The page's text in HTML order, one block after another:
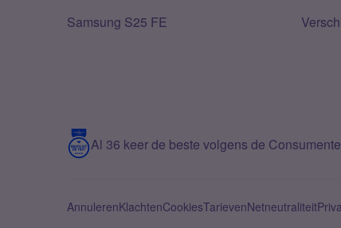
Samsung S25 FE
Al 36 keer de beste volgens de
AnnulerenKlachtenCookiesTarievenNetneutraliteit